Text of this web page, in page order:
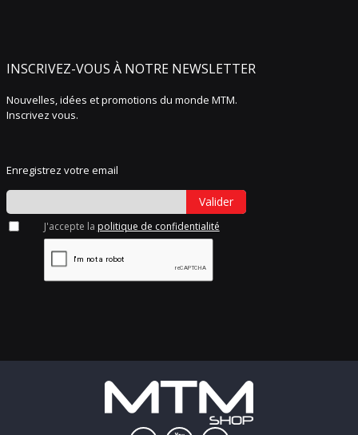
INSCRIVEZ-VOUS À NOTRE NEWSLETTER
Nouvelles, idées et promotions du monde MTM.
Inscrivez vous.
Enregistrez votre email
Valider
J'accepte la politique de confidentialité